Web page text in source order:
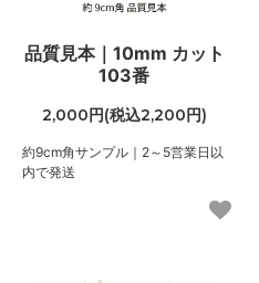
品質見本｜10mm カット
103番
2,000円(税込2,200円)
約9cm角サンプル｜2～5営業日以
内で発送